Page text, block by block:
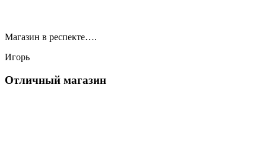
Магазин в респекте….
Игорь
Отличный магазин